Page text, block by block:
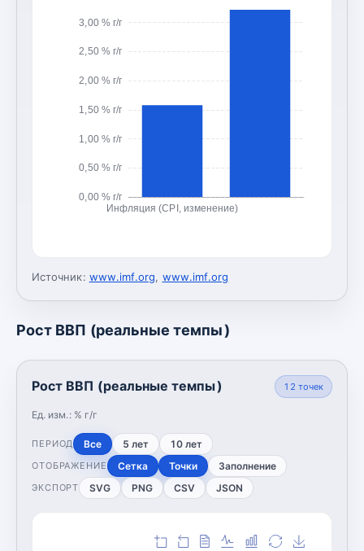
0,00 % г/г
0,50 % г/г
1,00 % г/г
1,50 % г/г
2,00 % г/г
2,50 % г/г
3,00 % г/г
Инфляция (CPI, изменение)
Источник: www.imf.org, www.imf.org
Рост ВВП (реальные темпы)
Рост ВВП (реальные темпы)
Ед. изм.: % г/г
12 точек
ПЕРИОД Все 5 лет 10 лет
ОТОБРАЖЕНИЕ Сетка Точки Заполнение
ЭКСПОРТ SVG PNG CSV JSON